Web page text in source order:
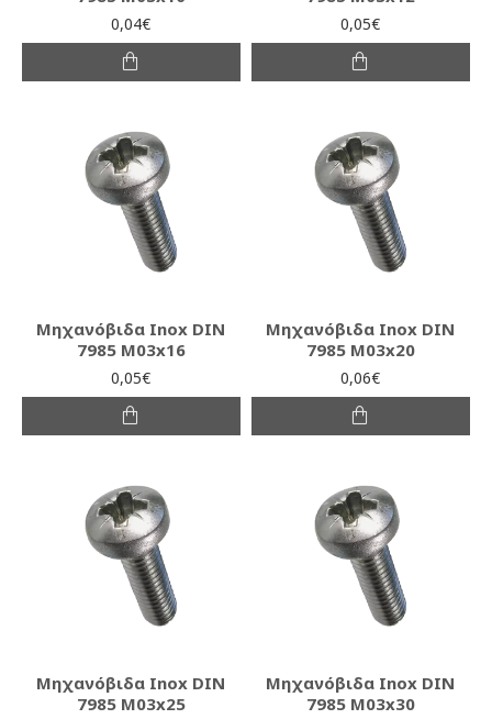
0,04€ 0,05€
Μηχανόβιδα Inox DIN
7985 M03x16
0,05€
Μηχανόβιδα Inox DIN
7985 M03x20
0,06€
Μηχανόβιδα Inox DIN
7985 M03x25
Μηχανόβιδα Inox DIN
7985 M03x30